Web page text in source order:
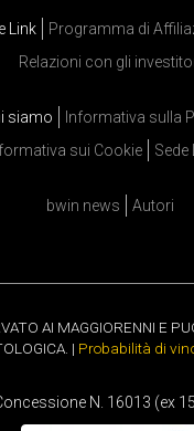
Link Programma di
Relazioni con gli
siamo
Informativa sulla
sui Cookie
Sede
bwin news Autori
AI MAGGIORENNI E
| Probabilità di
N. 16013 (ex